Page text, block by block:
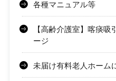
各種マニュアル等
【高齢介護室】喀痰
ージ
未届け有料老人ホーム